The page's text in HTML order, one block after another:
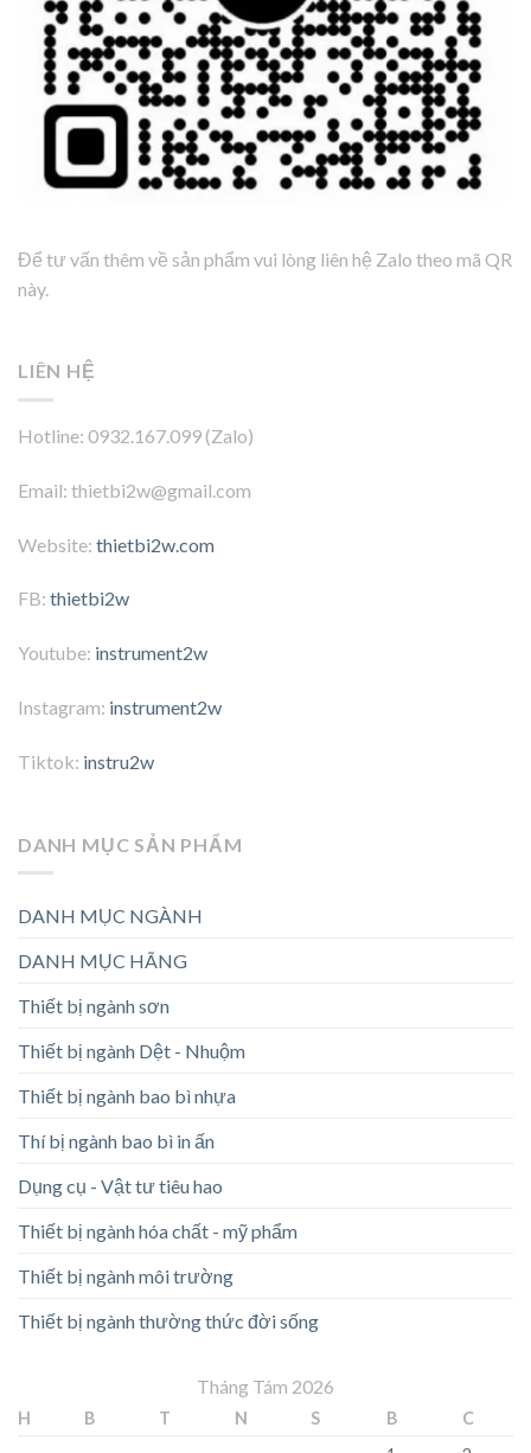
Để tư vấn thêm về sản phẩm vui lòng liên hệ Zalo theo mã QR
này.
LIÊN HỆ
Hotline: 0932.167.099 (Zalo)
Email: thietbi2w@gmail.com
Website: thietbi2w.com
FB: thietbi2w
Youtube: instrument2w
Instagram: instrument2w
Tiktok: instru2w
DANH MỤC SẢN PHẨM
DANH MỤC NGÀNH
DANH MỤC HÃNG
Thiết bị ngành sơn
Thiết bị ngành Dệt - Nhuộm
Thiết bị ngành bao bì nhựa
Thí bị ngành bao bì in ấn
Dụng cụ - Vật tư tiêu hao
Thiết bị ngành hóa chất - mỹ phẩm
Thiết bị ngành môi trường
Thiết bị ngành thường thức đời sống
Tháng Tám 2026
H B T N S B
C